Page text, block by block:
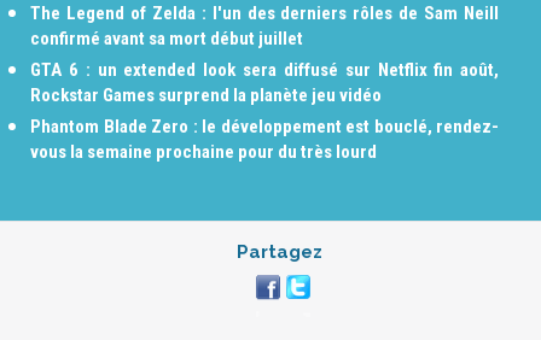
The Legend of Zelda : l'un des derniers rôles de Sam Neill
confirmé avant sa mort début juillet
GTA 6 : un extended look sera diffusé sur Netflix fin août,
Rockstar Games surprend la planète jeu vidéo
Phantom Blade Zero : le développement est bouclé, rendez-
vous la semaine prochaine pour du très lourd
Partagez